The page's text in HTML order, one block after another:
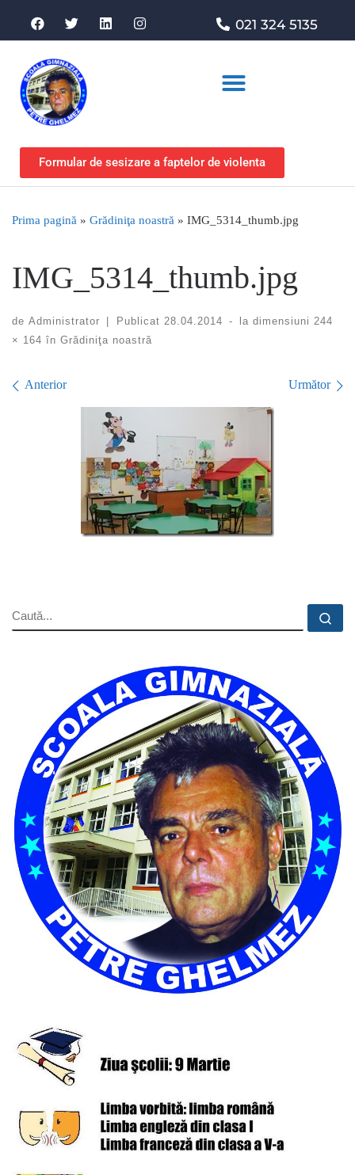
021 324 5135
Formular de sesizare a faptelor de violenta
Prima pagină » Grădiniţa noastră » IMG_5314_thumb.jpg
IMG_5314_thumb.jpg
de Administrator | Publicat 28.04.2014 - la dimensiuni 244
× 164 în Grădiniţa noastră
Navigare în imagini
Anterior Următor